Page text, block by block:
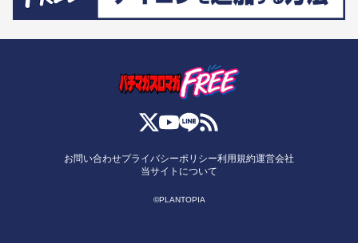
お問い合わせプライバシーポリシー利用規約運営会社
当サイトについて
©PLANTOPIA